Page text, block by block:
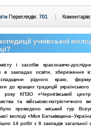
Коментарів:
Переглядів: 701 |
учнівської
і засобів краєзнавчо-
в закладах освіти, збереження
спадщини рідного краю,
до кращих традицій
КПЗО «Чернігівський
та військово-патріотичного
було проведено міський тур
молоді «Моя
14 робіт з 9 закладів загальної